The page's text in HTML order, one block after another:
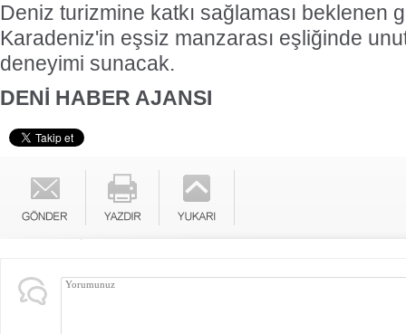
Deniz turizmine katkı sağlaması beklenen
Karadeniz'in eşsiz manzarası eşliğinde
deneyimi sunacak.
DENİ HABER AJANSI